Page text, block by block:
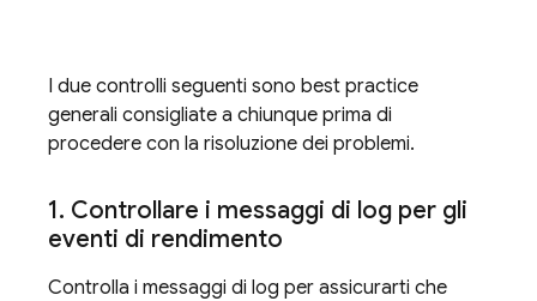
I due controlli seguenti sono best practice
generali consigliate a chiunque prima di
procedere con la risoluzione dei problemi.
1. Controllare i messaggi di log per gli
eventi di rendimento
Controlla i messaggi di log per assicurarti che